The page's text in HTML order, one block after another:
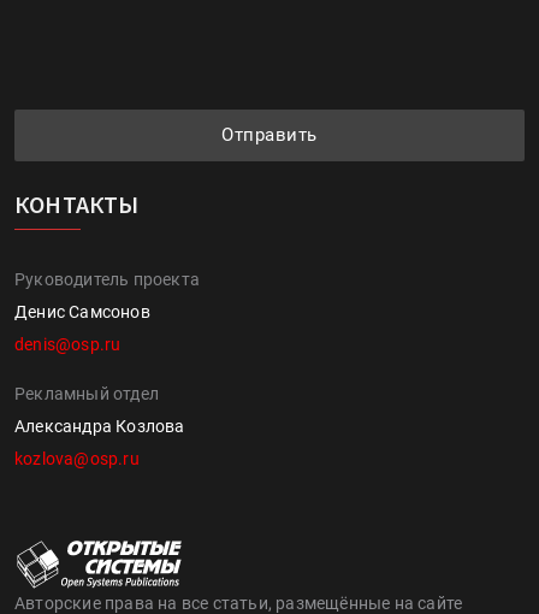
Отправить
КОНТАКТЫ
Руководитель проекта
Денис Самсонов
denis@osp.ru
Рекламный отдел
Александра Козлова
kozlova@osp.ru
Авторские права на все статьи, размещённые на сайте